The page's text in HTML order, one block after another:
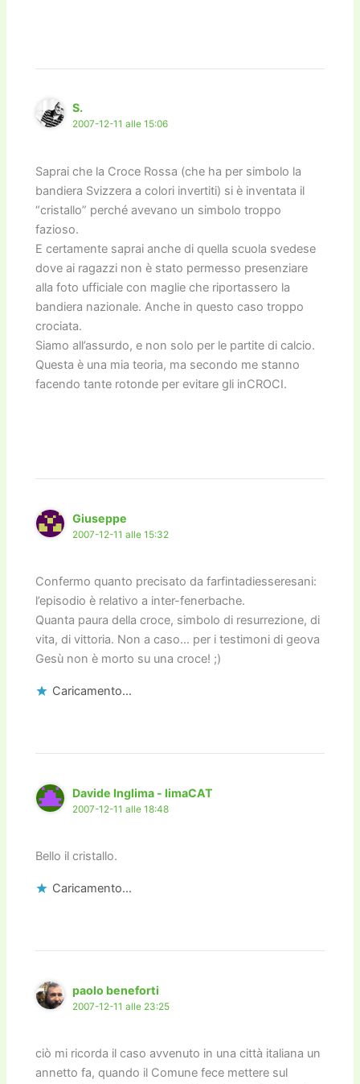
S.
2007-12-11 alle 15:06
Saprai che la Croce Rossa (che ha per simbolo la
bandiera Svizzera a colori invertiti) si è inventata il
“cristallo” perché avevano un simbolo troppo
fazioso.
E certamente saprai anche di quella scuola svedese
dove ai ragazzi non è stato permesso presenziare
alla foto ufficiale con maglie che riportassero la
bandiera nazionale. Anche in questo caso troppo
crociata.
Siamo all’assurdo, e non solo per le partite di calcio.
Questa è una mia teoria, ma secondo me stanno
facendo tante rotonde per evitare gli inCROCI.
Giuseppe
2007-12-11 alle 15:32
Confermo quanto precisato da farfintadiesseresani:
l’episodio è relativo a inter-fenerbache.
Quanta paura della croce, simbolo di resurrezione, di
vita, di vittoria. Non a caso… per i testimoni di geova
Gesù non è morto su una croce! ;)
Caricamento...
Davide Inglima - limaCAT
2007-12-11 alle 18:48
Bello il cristallo.
Caricamento...
paolo beneforti
2007-12-11 alle 23:25
ciò mi ricorda il caso avvenuto in una città italiana un
annetto fa, quando il Comune fece mettere sul